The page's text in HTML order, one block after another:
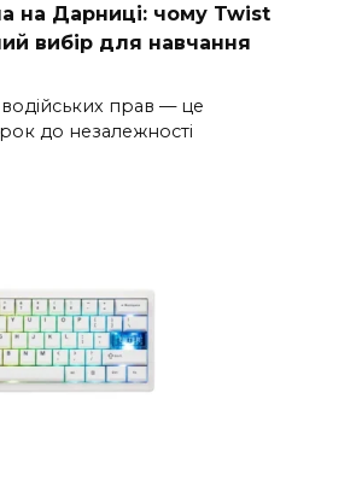
на Дарниці: чому Twist
вибір для навчання
прав — це
до незалежності